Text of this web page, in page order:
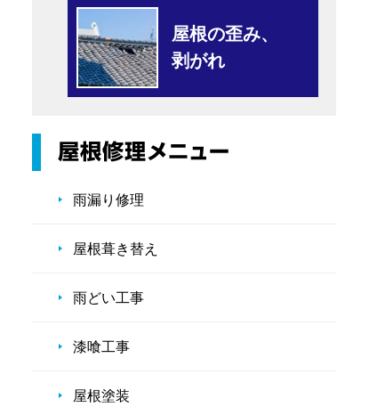
屋根の歪み、
剥がれ
雨漏り修理
屋根葺き替え
雨どい工事
漆喰工事
屋根塗装